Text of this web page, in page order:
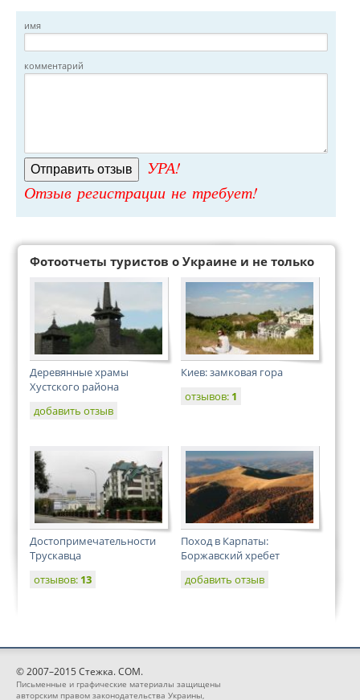
имя
комментарий
УРА!
Отзыв регистрации не требует!
Фотоотчеты туристов о Украине и не только
Деревянные храмы
Хустского района
добавить отзыв
Киев: замковая гора
отзывов: 1
Достопримечательности
Трускавца
отзывов: 13
Поход в Карпаты:
Боржавский хребет
добавить отзыв
© 2007–2015 Стежка. COM.
Письменные и графические материалы защищены
авторским правом законодательства Украины,